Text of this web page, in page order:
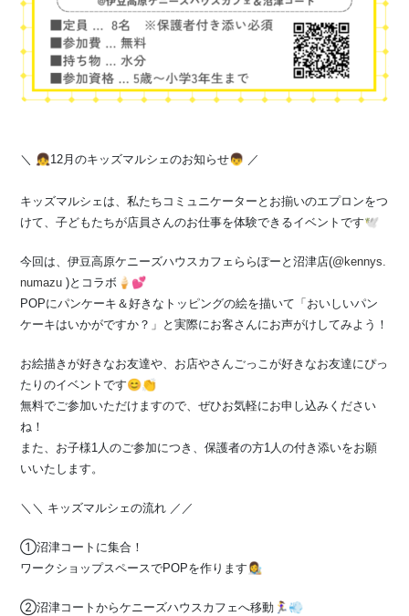
＼ 👧12月のキッズマルシェのお知らせ👦 ／
キッズマルシェは、私たちコミュニケーターとお揃いのエプロンをつ
けて、子どもたちが店員さんのお仕事を体験できるイベントです🕊️
今回は、伊豆高原ケニーズハウスカフェららぽーと沼津店(@kennys.
numazu )とコラボ🍦💕
POPにパンケーキ＆好きなトッピングの絵を描いて「おいしいパン
ケーキはいかがですか？」と実際にお客さんにお声がけしてみよう！
お絵描きが好きなお友達や、お店やさんごっこが好きなお友達にぴっ
たりのイベントです😊👏
無料でご参加いただけますので、ぜひお気軽にお申し込みください
ね！
また、お子様1人のご参加につき、保護者の方1人の付き添いをお願
いいたします。
＼＼ キッズマルシェの流れ ／／
①沼津コートに集合！
ワークショップスペースでPOPを作ります👩‍🎨
②沼津コートからケニーズハウスカフェへ移動🏃‍♀️💨